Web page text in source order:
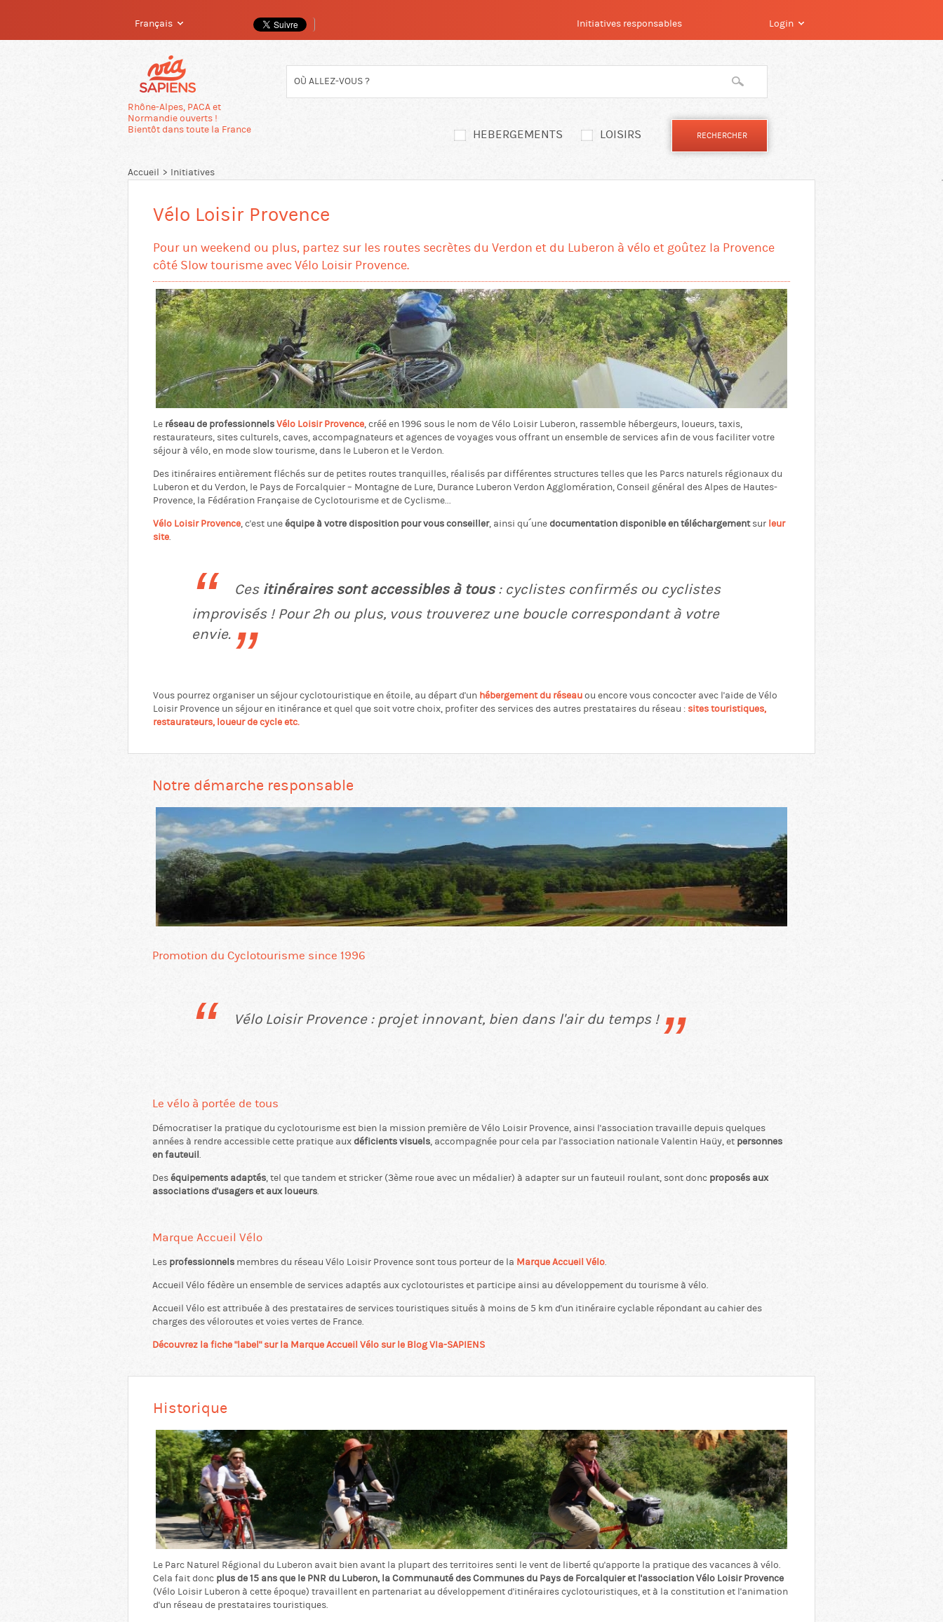
Français Initiatives responsables Login
Rhône-Alpes, PACA et
Normandie ouverts !
Bientôt dans toute la France
HEBERGEMENTS LOISIRS
Accueil Initiatives
Vélo Loisir Provence
Pour un weekend ou plus, partez sur les routes secrètes du Verdon et du Luberon à vélo et goûtez la Provence
côté Slow tourisme avec Vélo Loisir Provence.
Le réseau de professionnelsVélo Loisir Provence, créé en 1996 sous le nom de Vélo Loisir Luberon, rassemble hébergeurs, loueurs, taxis,
restaurateurs, sites culturels, caves, accompagnateurs et agences de voyages vous offrant un ensemble de services afin de vous faciliter votre
séjour à vélo, en mode slow tourisme, dans le Luberon et le Verdon.
Des itinéraires entièrement fléchés sur de petites routes tranquilles, réalisés par différentes structures telles que les Parcs naturels régionaux du
Luberon et du Verdon, le Pays de Forcalquier – Montagne de Lure, Durance Luberon Verdon Agglomération, Conseil général des Alpes de Hautes-
Provence, la Fédération Française de Cyclotourisme et de Cyclisme...
Vélo Loisir Provence, c'est uneéquipe à votre disposition pour vous conseiller, ainsi qu´une documentation disponible en téléchargementsur leur
site.
Ces itinéraires sont accessibles à tous: cyclistes confirmés ou cyclistes
improvisés ! Pour 2h ou plus, vous trouverez une boucle correspondant à votre
envie.
Vous pourrez organiser un séjour cyclotouristique en étoile, au départ d'un hébergement du réseauou encore vous concocter avec l'aide de Vélo
Loisir Provence un séjour en itinérance et quel que soit votre choix, profiter des services des autres prestataires du réseau : sites touristiques,
restaurateurs, loueur de cycle etc.
Notre démarche responsable
Promotion du Cyclotourisme since 1996
Vélo Loisir Provence : projet innovant, bien dans l'air du temps !
Le vélo à portée de tous
Démocratiser la pratique du cyclotourisme est bien la mission première de Vélo Loisir Provence, ainsi l'association travaille depuis quelques
années à rendre accessible cette pratique aux déficients visuels, accompagnée pour cela par l'association nationaleValentin Haüy, et personnes
en fauteuil .
Deséquipements adaptés, tel que tandem et stricker (3ème roue avec un médalier) à adapter sur un fauteuil roulant, sont donc proposés aux
associations d'usagers et aux loueurs.
Marque Accueil Vélo
Les professionnels membres du réseau Vélo Loisir Provence sont tous porteur de la Marque Accueil Vélo.
Accueil Vélo fédère un ensemble de services adaptés aux cyclotouristes et participe ainsi au développement du tourisme à vélo.
Accueil Vélo est attribuée à des prestataires de services touristiques situés à moins de 5 km d'un itinéraire cyclable répondant au cahier des
charges des véloroutes et voies vertes de France.
Découvrez la fiche "label" sur la Marque Accueil Vélo sur le Blog VIa-SAPIENS
Historique
Le Parc Naturel Régional du Luberon avait bien avant la plupart des territoires senti le vent de liberté qu'apporte la pratique des vacances à vélo.
Cela fait donc plus de 15 ans que le PNR du Luberon, la Communauté des Communes du Pays de Forcalquier et l'association Vélo Loisir Provence
(Vélo Loisir Luberon à cette époque) travaillent en partenariat au développement d'itinéraires cyclotouristiques, et à la constitution et l'animation
d'un réseau de prestataires touristiques.